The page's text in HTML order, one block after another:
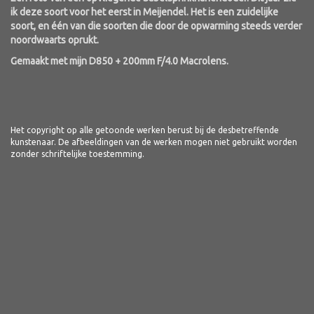
ik deze soort voor het eerst in Meijendel. Het is een zuidelijke
soort, en één van die soorten die door de opwarming steeds verder
noordwaarts oprukt.
Gemaakt met mijn D850 + 200mm F/4.0 Macrolens.
Het copyright op alle getoonde werken berust bij de desbetreffende
kunstenaar. De afbeeldingen van de werken mogen niet gebruikt worden
zonder schriftelijke toestemming.